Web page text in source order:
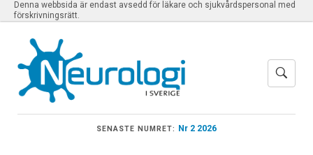
Denna webbsida är endast avsedd för läkare och sjukvårdspersonal med
förskrivningsrätt.
SENASTE NUMRET: Nr 2 2026